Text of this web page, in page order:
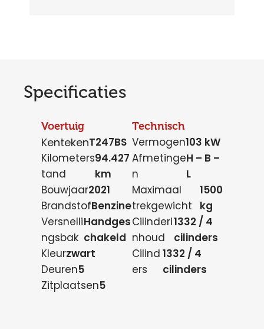
Specificaties
Voertuig
KentekenT247BS
Kilometers
tand
94.427
km
Bouwjaar2021
BrandstofBenzine
Versnelli
ngsbak
Handges
chakeld
Kleurzwart
Deuren5
Zitplaatsen5
Technisch
Vermogen103 kW
Afmetinge
n
H – B –
L
Maximaal
trekgewicht
1500
kg
Cilinderi
nhoud
1332 / 4
cilinders
Cilind
ers
1332 / 4
cilinders